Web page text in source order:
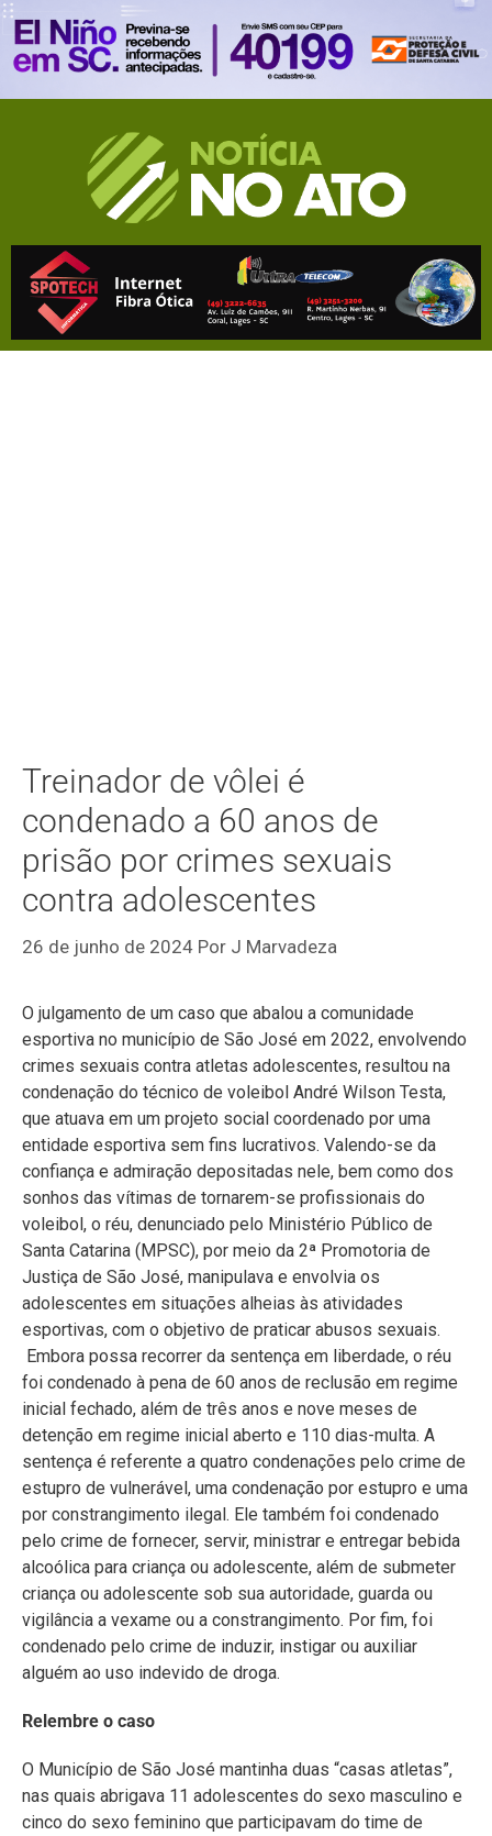
Treinador de vôlei é
condenado a 60 anos de
prisão por crimes sexuais
contra adolescentes
26 de junho de 2024 Por J Marvadeza
O julgamento de um caso que abalou a comunidade
esportiva no município de São José em 2022, envolvendo
crimes sexuais contra atletas adolescentes, resultou na
condenação do técnico de voleibol André Wilson Testa,
que atuava em um projeto social coordenado por uma
entidade esportiva sem fins lucrativos. Valendo-se da
confiança e admiração depositadas nele, bem como dos
sonhos das vítimas de tornarem-se profissionais do
voleibol, o réu, denunciado pelo Ministério Público de
Santa Catarina (MPSC), por meio da 2ª Promotoria de
Justiça de São José, manipulava e envolvia os
adolescentes em situações alheias às atividades
esportivas, com o objetivo de praticar abusos sexuais.
Embora possa recorrer da sentença em liberdade, o réu
foi condenado à pena de 60 anos de reclusão em regime
inicial fechado, além de três anos e nove meses de
detenção em regime inicial aberto e 110 dias-multa. A
sentença é referente a quatro condenações pelo crime de
estupro de vulnerável, uma condenação por estupro e uma
por constrangimento ilegal. Ele também foi condenado
pelo crime de fornecer, servir, ministrar e entregar bebida
alcoólica para criança ou adolescente, além de submeter
criança ou adolescente sob sua autoridade, guarda ou
vigilância a vexame ou a constrangimento. Por fim, foi
condenado pelo crime de induzir, instigar ou auxiliar
alguém ao uso indevido de droga.
Relembre o caso
O Município de São José mantinha duas “casas atletas”,
nas quais abrigava 11 adolescentes do sexo masculino e
cinco do sexo feminino que participavam do time de